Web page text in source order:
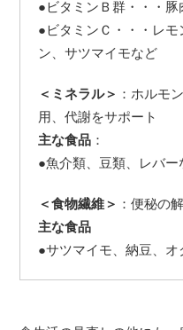
●ビタミンＢ群・・・
●ビタミンＣ・・・レ
ン、サツマイモなど
＜ミネラル＞ ：ホルモ
用、代謝をサポート
主な食品 ：
●魚介類、豆類、レバー
＜食物繊維＞ ：便秘の
主な食品
●サツマイモ、納豆、